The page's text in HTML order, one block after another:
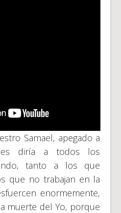
Samael, apegado a
diría a todos los
tanto a los que
que no trabajan en la
enormemente,
muerte del Yo, porque